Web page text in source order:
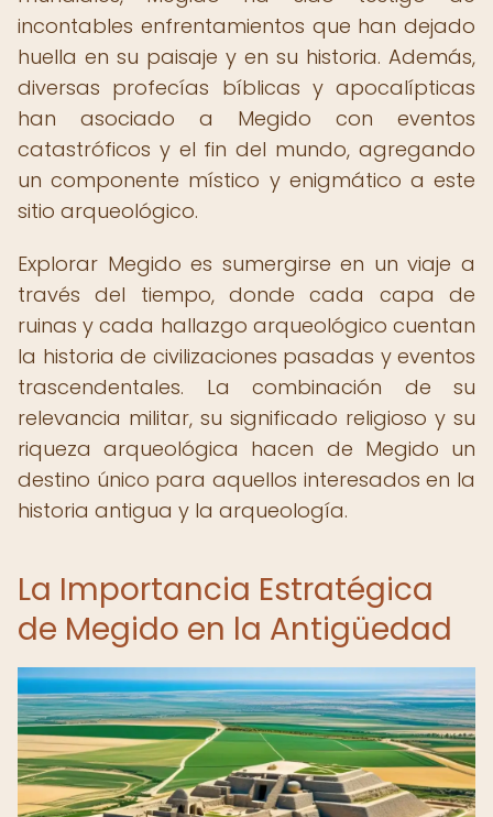
incontables enfrentamientos que han dejado
huella en su paisaje y en su historia. Además,
diversas profecías bíblicas y apocalípticas
han asociado a Megido con eventos
catastróficos y el fin del mundo, agregando
un componente místico y enigmático a este
sitio arqueológico.
Explorar Megido es sumergirse en un viaje a
través del tiempo, donde cada capa de
ruinas y cada hallazgo arqueológico cuentan
la historia de civilizaciones pasadas y eventos
trascendentales. La combinación de su
relevancia militar, su significado religioso y su
riqueza arqueológica hacen de Megido un
destino único para aquellos interesados en la
historia antigua y la arqueología.
La Importancia Estratégica
de Megido en la Antigüedad